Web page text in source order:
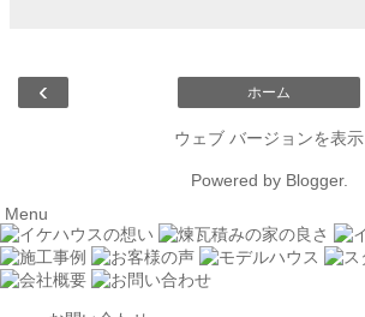
‹ ホーム
ウェブ バージョンを表示
Powered by Blogger.
Menu